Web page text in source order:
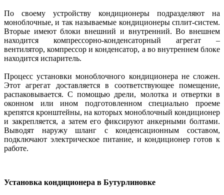
По своему устройству кондиционеры подразделяют на
моноблочные, и так называемые кондиционеры сплит-систем.
Вторые имеют блоки внешний и внутренний. Во внешнем
находится компрессорно-конденсаторный агрегат –
вентилятор, компрессор и конденсатор, а во внутреннем блоке
находится испаритель.
Процесс установки моноблочного кондиционера не сложен.
Этот агрегат доставляется в соответствующее помещение,
распаковывается. С помощью дрели, молотка и отвертки в
оконном или ином подготовленном специально проеме
крепятся кронштейны, на которых моноблочный кондиционер
и закрепляется, а затем его фиксируют анкерными болтами.
Выводят наружу шланг с конденсационным составом,
подключают электрическое питание, и кондиционер готов к
работе.
Установка кондиционера в Бутурлиновке